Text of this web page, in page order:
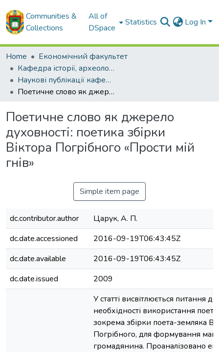
Communities &
Collections
All of
DSpace
Statistics Log In
Home
Економічний факультет
Кафедра історії, археології, інформаційної та архівної справи
Наукові публікації кафедри історії, археології, інформаційної та архівної справи
Поетичне слово як джерело духовності: поетика збірки Віктора Погрібного «Прости мій гнів»
Поетичне слово як джерело
духовності: поетика збірки
Віктора Погрібного «Прости мій
гнів»
Simple item page
dc.contributor.author
Царук, А. П.
dc.date.accessioned
2016-09-19T06:43:45Z
dc.date.available
2016-09-19T06:43:45Z
dc.date.issued
2009
У статті висвітлюється питання
необхідності використання
зокрема збірки поета-земляка
Погрібного, для формування
громадянина. Проаналізовано